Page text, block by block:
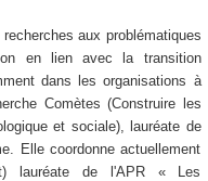
aux problématiques
en lien avec la transition
dans les organisations à
Comètes (Construire les
et sociale), lauréate de
Elle coordonne actuellement
lauréate de l'APR « Les